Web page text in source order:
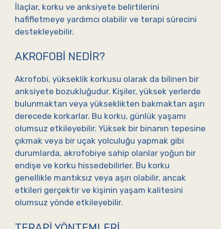
İlaçlar, korku ve anksiyete belirtilerini
hafifletmeye yardımcı olabilir ve terapi sürecini
destekleyebilir.
AKROFOBI NEDIR?
Akrofobi, yükseklik korkusu olarak da bilinen bir
anksiyete bozukluğudur. Kişiler, yüksek yerlerde
bulunmaktan veya yükseklikten bakmaktan aşırı
derecede korkarlar. Bu korku, günlük yaşamı
olumsuz etkileyebilir. Yüksek bir binanın tepesine
çıkmak veya bir uçak yolculuğu yapmak gibi
durumlarda, akrofobiye sahip olanlar yoğun bir
endişe ve korku hissedebilirler. Bu korku
genellikle mantıksız veya aşırı olabilir, ancak
etkileri gerçektir ve kişinin yaşam kalitesini
olumsuz yönde etkileyebilir.